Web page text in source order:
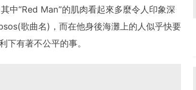
中“Red Man”的肌肉看起來多麼令人印象深
歌曲名)，而在他身後海灘上的人似乎快要
下有著不公平的事。